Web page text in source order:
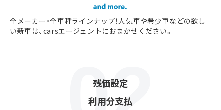
全メーカー・全車種ラインナップ！人気車や希少車などの欲し
い新車は、carsエージェントにおまかせください。
残価設定
利用分支払